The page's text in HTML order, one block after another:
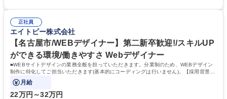
ートサイト■商品サイト■キャンペーンサイト■ECサイト【採用背景】案件
増加とバックアップ体制の強化に伴う増員。 募集職種 【名古屋/バックエ
ンドエンジニア】PHPのご経験をお持ちの方歓迎/働きやすさ◎
13年目と若い会社ですが、現在順調に業績を伸ばし、事業を急速に拡大
中！新技術やトレンドを取り入れながら、業界をリードするWEB制作会社
を目指しています。今後の更なる事業拡大に向けての増員募集です。 学
歴・資格 学歴：大学院 大学 高専 短大 専修学校 高校 語学力： 資格：基本
情報技術者
正社員
エイトビー株式会社
【名古屋市/WEBデザイナー】第二新卒歓迎!/スキルUP
ができる環境/働きやすさ Webデザイナー
■WEBサイトデザインの業務全般を担っていただきます。分業制のため、WEBデザイン
制作に特化してご担当いただきます(基本的にコーディングは行いません)。【採用背景】
優秀なデザイナーの強化を目的とした増員です
月給
22万円～32万円